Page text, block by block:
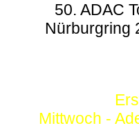
50. ADAC
Nürburgring
Mittwoch -